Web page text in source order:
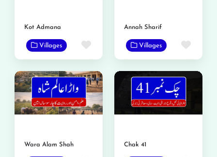
Kot Admana
Villages Favorite
Annah Sharif
Villages
Wara Alam Shah Chak 41